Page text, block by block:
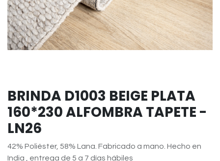
BRINDA D1003 BEIGE PLATA
160*230 ALFOMBRA TAPETE -
LN26
42% Poliéster, 58% Lana. Fabricado a mano. Hecho en
India , entrega de 5 a 7 días hábiles